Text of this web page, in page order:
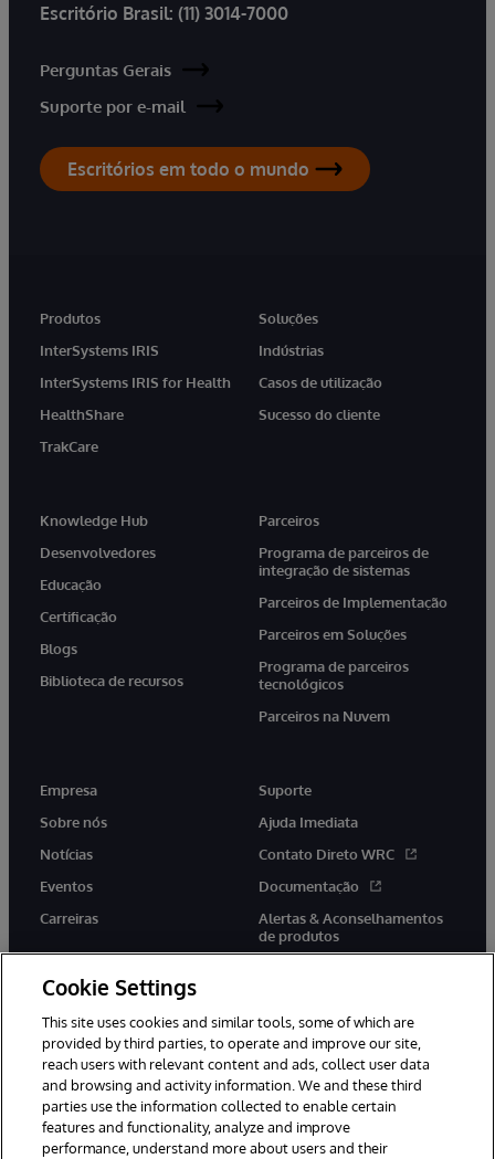
Escritório Brasil: (11) 3014-7000
Perguntas Gerais
Suporte por e-mail
Escritórios em todo o mundo
Produtos
InterSystems IRIS
InterSystems IRIS for Health
HealthShare
TrakCare
Soluções
Indústrias
Casos de utilização
Sucesso do cliente
Knowledge Hub
Desenvolvedores
Educação
Certificação
Blogs
Biblioteca de recursos
Parceiros
Programa de parceiros de
integração de sistemas
Parceiros de Implementação
Parceiros em Soluções
Programa de parceiros
tecnológicos
Parceiros na Nuvem
Empresa
Sobre nós
Notícias
Eventos
Carreiras
Suporte
Ajuda Imediata
Contato Direto WRC
Documentação
Alertas & Aconselhamentos
de produtos
twitter youtubefacebooklinkedin
© 1996-2022 InterSystems Corporation, Boston, MA. Todos os
Cookie Settings
This site uses cookies and similar tools, some of which are
provided by third parties, to operate and improve our site,
reach users with relevant content and ads, collect user data
and browsing and activity information. We and these third
parties use the information collected to enable certain
features and functionality, analyze and improve
performance, understand more about users and their